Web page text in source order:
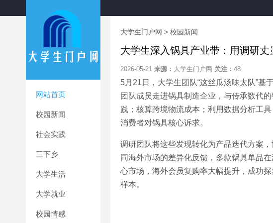
网站首页
校园新闻
社会实践
三下乡
大学生活
大学就业
校园情感
大学生门户网 > 校园新闻
大学生深入锅具产业带：用调研丈
2026-05-21 来源： 大学生门户网 关注： 48
5月21日，大学生团队“这丝瓜汤味太队”基
团队成员走进锅具制造企业，与传承数代
践；核算跨境物流成本；利用数据分析工
消费者对锅具核心诉求。
调研团队将这些发现转化为产品迭代方案
同海外市场的差异化反馈，多款锅具单品
心市场，海外会员复购率大幅提升，成功
样本。